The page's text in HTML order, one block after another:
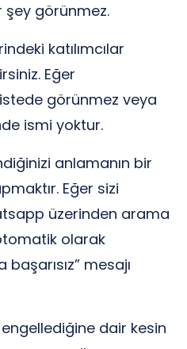
şey görünmez.
katılımcılar
Eğer
görünmez veya
ismi yoktur.
anlamanın bir
Eğer sizi
üzerinden arama
olarak
başarısız” mesajı
dair kesin